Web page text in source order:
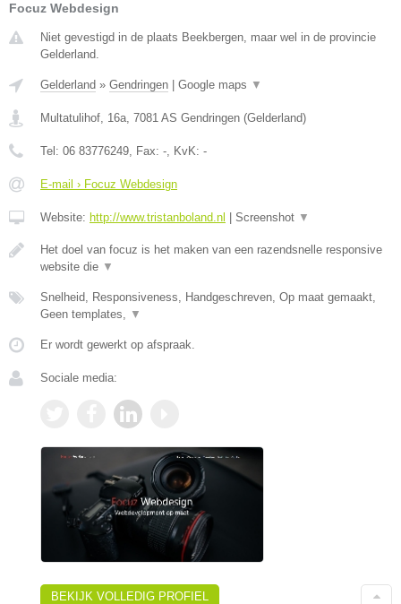
Focuz Webdesign
Niet gevestigd in de plaats Beekbergen, maar wel in de provincie
Gelderland.
Gelderland » Gendringen Google maps ▼
Multatulihof, 16a, 7081 AS Gendringen (Gelderland)
Tel: 06 83776249, Fax: -, KvK: -
E-mail › Focuz Webdesign
Website: http://www.tristanboland.nl Screenshot ▼
Het doel van focuz is het maken van een razendsnelle responsive
website die ▼
Snelheid, Responsiveness, Handgeschreven, Op maat gemaakt,
Geen templates, ▼
Er wordt gewerkt op afspraak.
Sociale media:
BEKIJK VOLLEDIG PROFIEL